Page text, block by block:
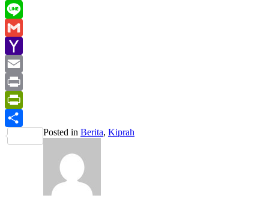
WhatsApp
Line
Gmail
Yahoo
Mail
Email
Print
PrintFriendly
Share
Posted in Berita, Kiprah